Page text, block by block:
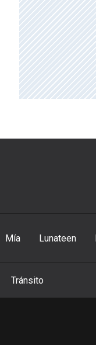
Mía Lunateen
Tránsito